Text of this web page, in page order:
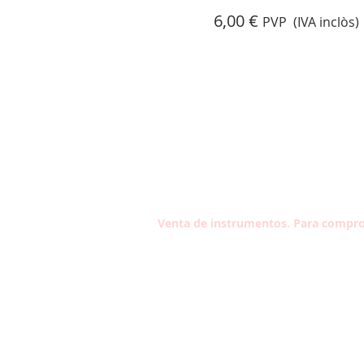
6,00 € PVP (IVA inclòs)
Venta de instrumentos. Para